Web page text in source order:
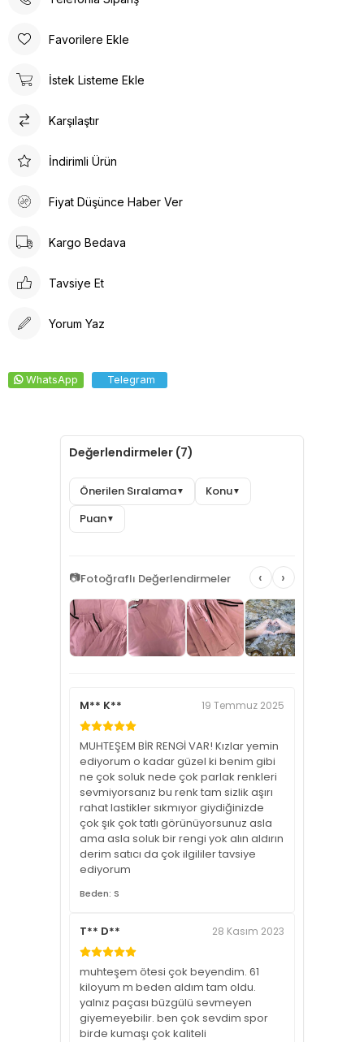
Çıt Çıt Detayları: Hakim yaka tasarımında bulunan çıt çıtlar,
gerekli malzemelerini (kalem, not defteri, eldiven vb.)
Kolay Temizlik: Genellikle makinede yıkanabilir ve hızlı kuruma
Jogger pantolon ile gün boyu konforunuzdan ödün
Pantolondaki üst cepler ve yandaki fonksiyonel cep avantaj
sağlar.
sağlar.
bir görünüm elde etmenizi sağlar
Favorilere Ekle
İstek Listeme Ekle
Karşılaştır
İndirimli Ürün
Fiyat Düşünce Haber Ver
Kargo Bedava
Tavsiye Et
Yorum Yaz
WhatsApp Telegram
Değerlendirmeler (7)
Önerilen Sıralama▼ Konu▼
Puan▼
📷Fotoğraflı Değerlendirmeler ‹ ›
M** K** 19 Temmuz 2025
MUHTEŞEM BİR RENGİ VAR! Kızlar yemin
ediyorum o kadar güzel ki benim gibi
ne çok soluk nede çok parlak renkleri
sevmiyorsanız bu renk tam sizlik aşırı
rahat lastikler sıkmıyor giydiğinizde
çok şık çok tatlı görünüyorsunuz asla
ama asla soluk bir rengi yok alın aldırın
derim satıcı da çok ilgililer tavsiye
ediyorum
Beden: S
T** D** 28 Kasım 2023
muhteşem ötesi çok beyendim. 61
kiloyum m beden aldım tam oldu.
yalnız paçası büzgülü sevmeyen
giyemeyebilir. ben çok sevdim spor
birde kumaşı çok kaliteli